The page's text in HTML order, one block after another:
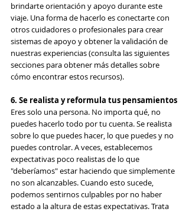
brindarte orientación y apoyo durante este
viaje. Una forma de hacerlo es conectarte con
otros cuidadores o profesionales para crear
sistemas de apoyo y obtener la validación de
nuestras experiencias (consulta las siguientes
secciones para obtener más detalles sobre
cómo encontrar estos recursos).
6. Se realista y reformula tus pensamientos
Eres solo una persona. No importa qué, no
puedes hacerlo todo por tu cuenta. Se realista
sobre lo que puedes hacer, lo que puedes y no
puedes controlar. A veces, establecemos
expectativas poco realistas de lo que
"deberíamos" estar haciendo que simplemente
no son alcanzables. Cuando esto sucede,
podemos sentirnos culpables por no haber
estado a la altura de estas expectativas. Trata